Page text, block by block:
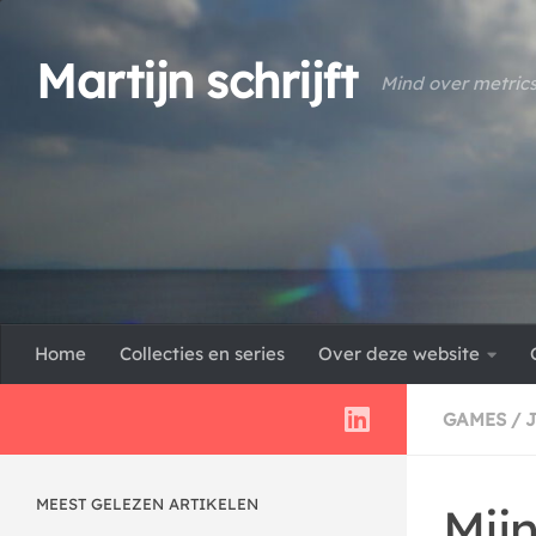
Doorgaan naar inhoud
Martijn schrijft Mind over metrics
Home Collecties en series Over deze website
GAMES /
MEEST GELEZEN ARTIKELEN